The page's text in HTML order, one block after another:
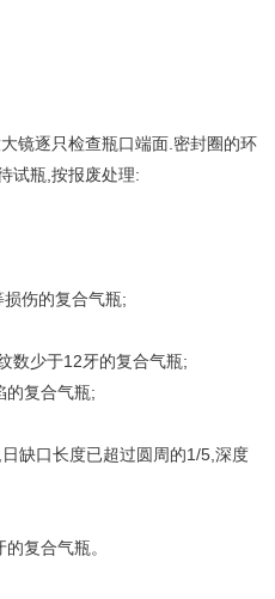
镜逐只检查瓶口端面.密封圈的环
试瓶,按报废处理:
伤的复合气瓶;
数少于12牙的复合气瓶;
的复合气瓶;
缺口长度已超过圆周的1/5,深度
复合气瓶。